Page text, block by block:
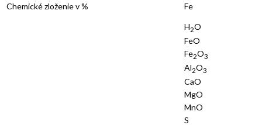
Chemické zloženie v % Fe
H2O
FeO
Fe2O3
Al2O3
CaO
MgO
MnO
S